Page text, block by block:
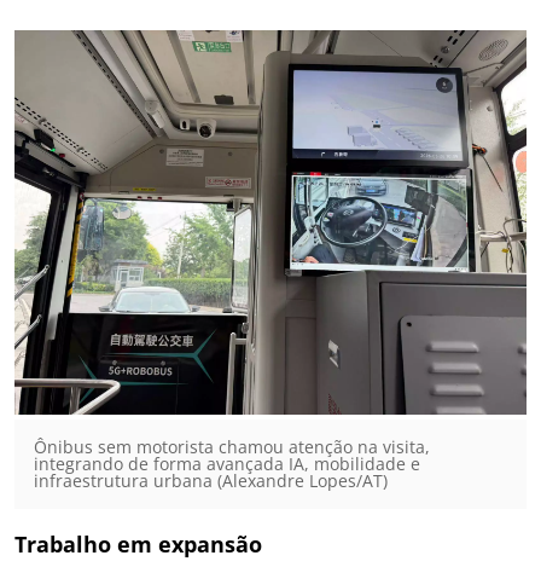
Ônibus sem motorista chamou atenção na visita,
integrando de forma avançada IA, mobilidade e
infraestrutura urbana (Alexandre Lopes/AT)
Trabalho em expansão